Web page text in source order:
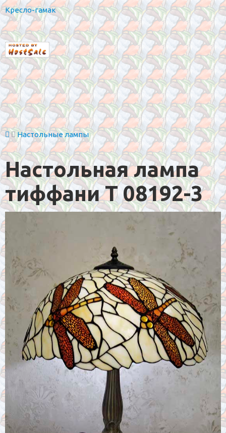
Кресло-гамак
Настольные лампы
Настольная лампа
тиффани T 08192-3